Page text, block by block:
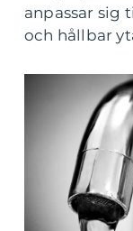
anpassar sig
och hållbar